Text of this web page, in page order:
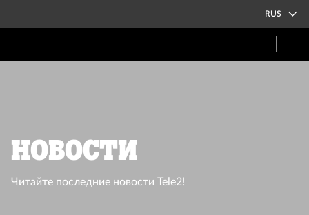
RUS
Новости
Читайте последние новости Tele2!